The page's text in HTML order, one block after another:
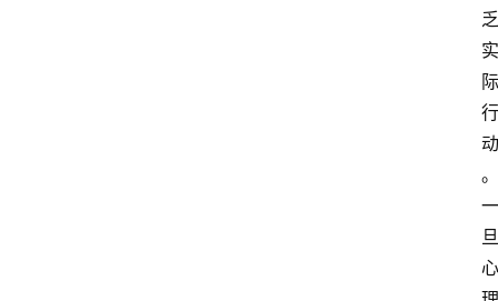
乏
实
际
行
动
。
一
旦
心